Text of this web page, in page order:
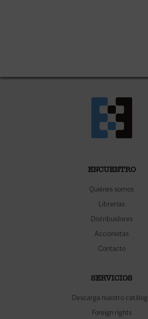
ENCUENTRO
Quiénes somos
Librerías
Distribuidores
Accionistas
Contacto
SERVICIOS
Descarga nuestro
Foreign rights